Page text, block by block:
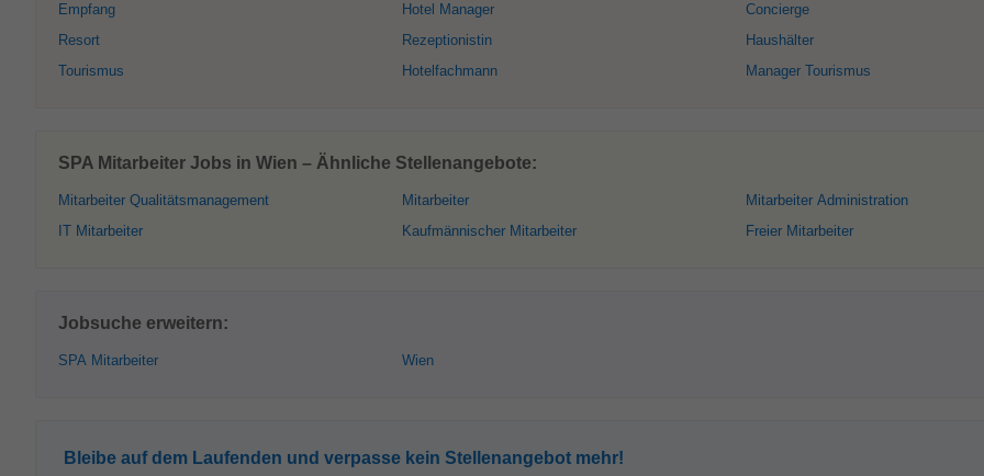
Empfang
Resort
Tourismus
Hotel Manager
Rezeptionistin
Hotelfachmann
Concierge
Haushälter
Manager Tourismus
SPA Mitarbeiter Jobs in Wien – Ähnliche Stellenangebote:
Mitarbeiter Qualitätsmanagement
IT Mitarbeiter
Mitarbeiter
Kaufmännischer Mitarbeiter
Mitarbeiter Administration
Freier Mitarbeiter
Jobsuche erweitern:
SPA Mitarbeiter Wien
Bleibe auf dem Laufenden und verpasse kein Stellenangebot mehr!